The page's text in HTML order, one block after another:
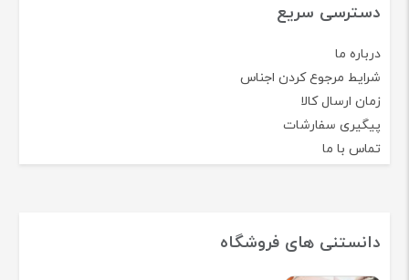
دسترسی سریع
درباره ما
شرایط مرجوع کردن اجناس
زمان ارسال کالا
پیگیری سفارشات
تماس با ما
دانستنی های فروشگاه